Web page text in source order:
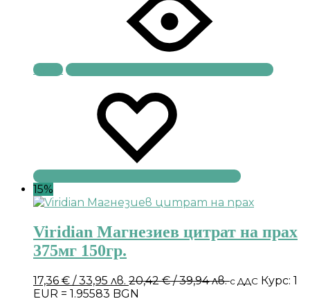
Купи
15%
Viridian Магнезиев цитрат на прах
375мг 150гр.
17,36 € / 33,95 лв. 20,42€/ 39,94 лв.с ДДС Курс: 1
EUR = 1.95583 BGN